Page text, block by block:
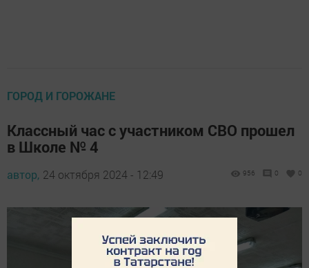
ГОРОД И ГОРОЖАНЕ
Классный час с участником СВО прошел
в Школе № 4
автор, 24 октября 2024 - 12:49 956 0 0